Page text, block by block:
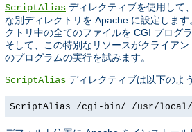
ScriptAlias ディレクティブを使用して
な別ディレクトリを Apache に設定しま
クトリ中の全てのファイルを CGI プログ
そして、この特別なリソースがクライア
のプログラムの実行を試みます。
ScriptAlias ディレクティブは以下のよ
ScriptAlias /cgi-bin/ /usr/local/